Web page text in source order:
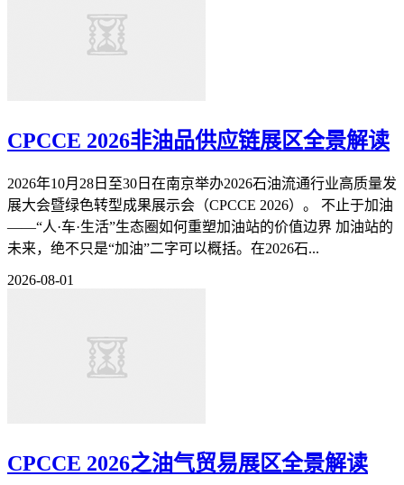
CPCCE 2026非油品供应链展区全景解读
2026年10月28日至30日在南京举办2026石油流通行业高质量发
展大会暨绿色转型成果展示会（CPCCE 2026）。 不止于加油
——“人·车·生活”生态圈如何重塑加油站的价值边界 加油站的
未来，绝不只是“加油”二字可以概括。在2026石...
2026-08-01
CPCCE 2026之油气贸易展区全景解读